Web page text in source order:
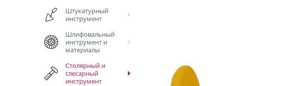
Штукатурный
инструмент
Шлифовальный
инструмент и
материалы
Столярный и
слесарный
инструмент